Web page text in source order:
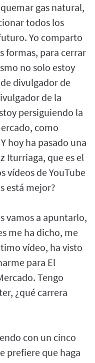
gas natural,
todos los
Yo comparto
formas, para cerrar
no solo estoy
divulgador de
de la
persiguiendo la
como
hoy ha pasado una
Iturriaga, que es el
vídeos de YouTube
está mejor?
vamos a apuntarlo,
me ha dicho, me
vídeo, ha visto
para El
Tengo
¿qué carrera
con un cinco
prefiere que haga